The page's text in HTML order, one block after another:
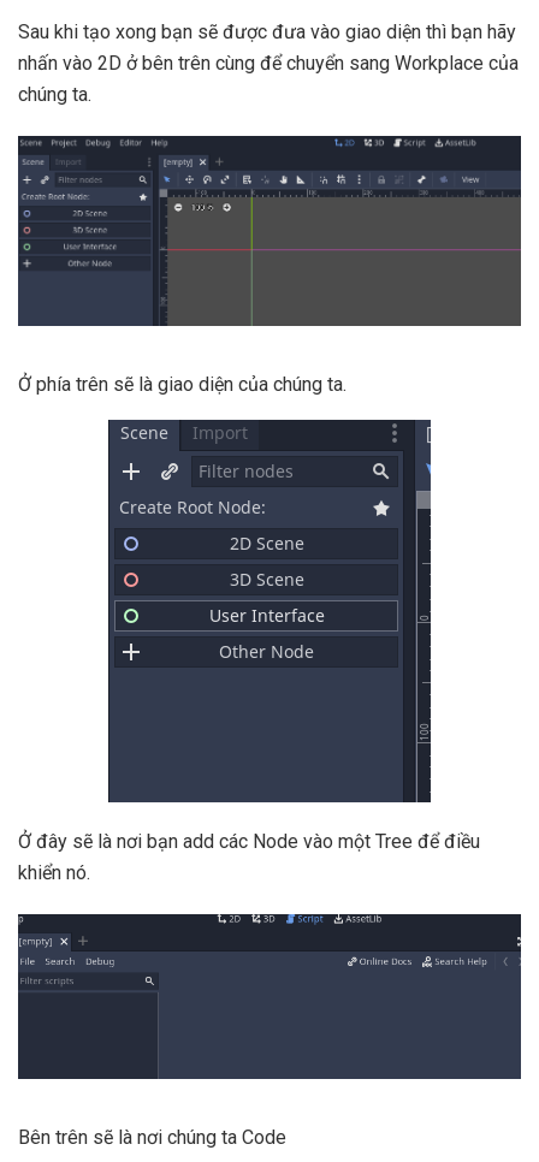
Sau khi tạo xong bạn sẽ được đưa vào giao diện thì bạn hãy
nhấn vào 2D ở bên trên cùng để chuyển sang Workplace của
chúng ta.
Ở phía trên sẽ là giao diện của chúng ta.
Ở đây sẽ là nơi bạn add các Node vào một Tree để điều
khiển nó.
Bên trên sẽ là nơi chúng ta Code